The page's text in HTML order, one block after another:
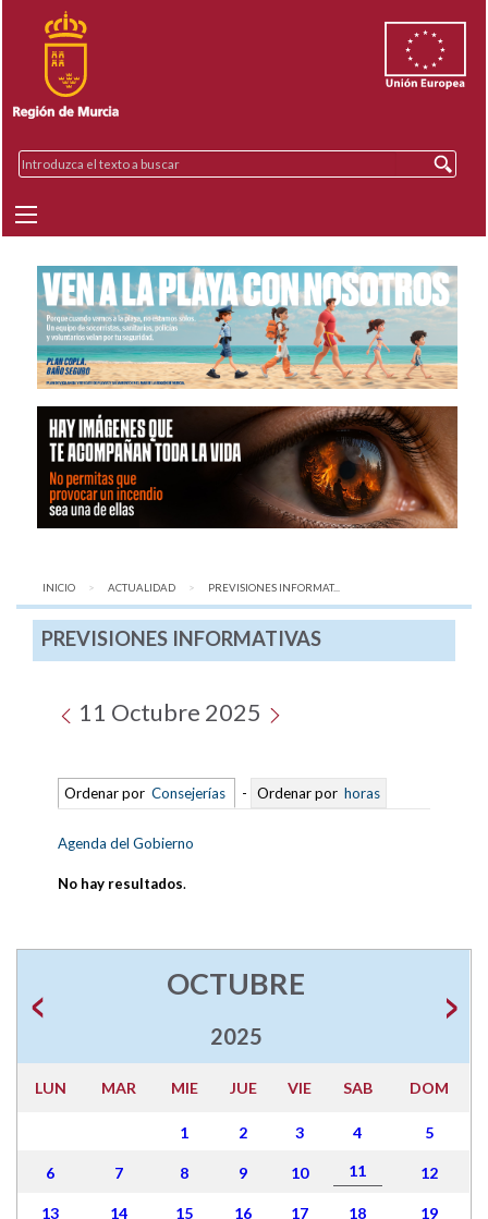
INICIO ACTUALIDAD AQUÍ:
PREVISIONES INFORMAT...
PREVISIONES INFORMATIVAS
11 Octubre 2025
Ordenar por Consejerías - Ordenar por horas
Agenda del Gobierno
No hay resultados.
OCTUBRE
2025
LUN MAR MIE JUE VIE SAB DOM
1 2 3 4 5
6 7 8 9 10 11 12
13 14 15 16 17 18 19